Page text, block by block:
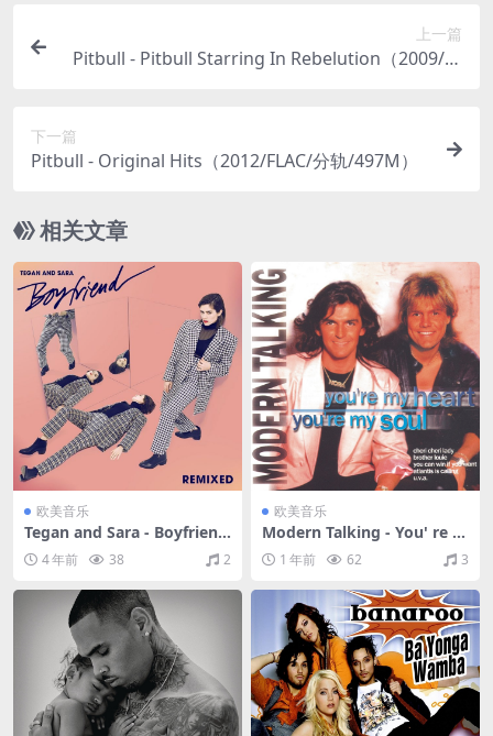
上一篇
Pitbull - Pitbull Starring In Rebelution（2009/FL
下一篇
Pitbull - Original Hits（2012/FLAC/分轨/497M）
相关文章
欧美音乐
Tegan and Sara - Boyfriend
(Remixes)（2016/FLAC/EP
分轨/111M）
4 年前 38 2
欧美音乐
Modern Talking - You' re M
y Heart, You' re My Soul（1
988/FLAC/分轨/414M）
1 年前 62 3